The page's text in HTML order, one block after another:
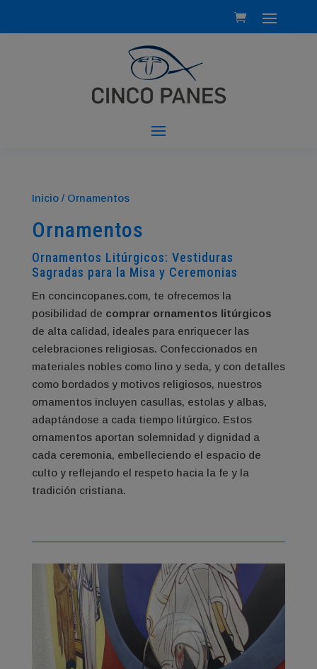
Inicio/ Ornamentos
Ornamentos
Ornamentos Litúrgicos: Vestiduras
Sagradas para la Misa y Ceremonias
En concincopanes.com, te ofrecemos la
posibilidad de comprar ornamentos litúrgicos
de alta calidad, ideales para enriquecer las
celebraciones religiosas. Confeccionados en
materiales nobles como lino y seda, y con detalles
como bordados y motivos religiosos, nuestros
ornamentos incluyen casullas, estolas y albas,
adaptándose a cada tiempo litúrgico. Estos
ornamentos aportan solemnidad y dignidad a
cada ceremonia, embelleciendo el espacio de
culto y reflejando el respeto hacia la fe y la
tradición cristiana.